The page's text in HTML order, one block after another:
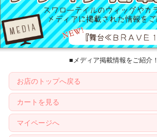
■メディア掲載情報をご紹介！
お店のトップへ戻る
カートを見る
マイページへ